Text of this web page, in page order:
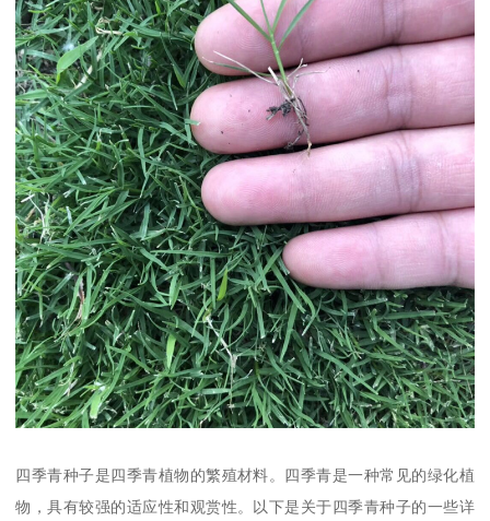
四季青种子是四季青植物的繁殖材料。四季青是一种常见的绿化植
物，具有较强的适应性和观赏性。以下是关于四季青种子的一些详